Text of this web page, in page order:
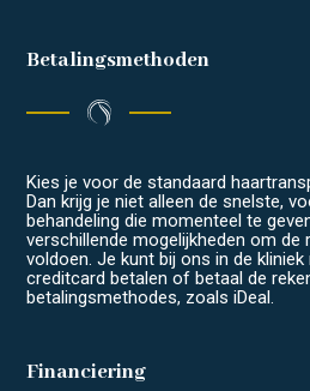
Betalingsmethoden
Kies je voor de standaard
Dan krijg je niet alleen de snelste,
behandeling die momenteel te
verschillende mogelijkheden om de
voldoen. Je kunt bij ons in de
creditcard betalen of betaal de
betalingsmethodes, zoals iDeal.
Financiering